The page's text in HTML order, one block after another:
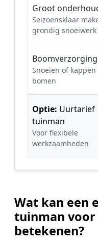
Groot
Seizoensklaar
grondig snoeiwerk
Boomverzorging
Snoeien of kappen
bomen
Optie: Uurtarief
tuinman
Voor flexibele
werkzaamheden
Wat kan een
tuinman
betekenen?